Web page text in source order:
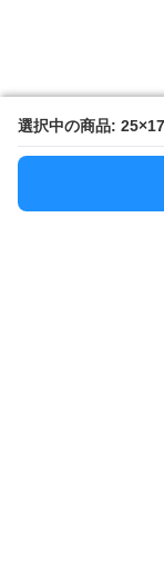
選択中の商品:
選択中の商品: